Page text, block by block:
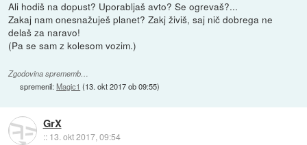
Ali hodiš na dopust? Uporabljaš avto? Se ogrevaš?...
Zakaj nam onesnažuješ planet? Zakj živiš, saj nič dobrega ne
delaš za naravo!
(Pa se sam z kolesom vozim.)
Zgodovina sprememb…
spremenil:Magic1 (13. okt 2017 ob 09:55)
GrX
:: 13. okt 2017, 09:54